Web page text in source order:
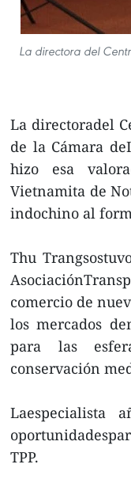
La directora del
La directoradel
de la Cámara
hizo esa
Vietnamita de
indochino al
Thu
comercio de
los mercados
para las
conservación
Laespecialista
TPP.